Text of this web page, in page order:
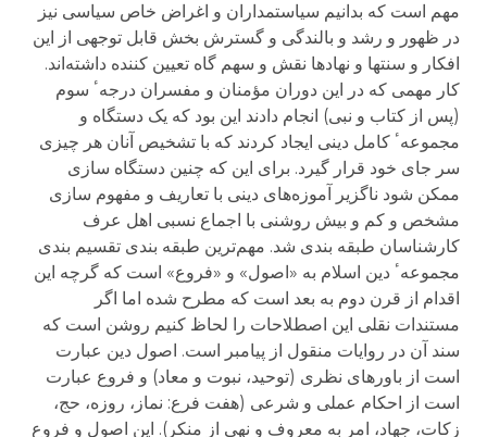
مهم است که بدانیم سیاستمداران و اغراض خاص سیاسی نیز
در ظهور و رشد و بالندگی و گسترش بخش قابل توجهی از این
افکار و سنتها و نهادها نقش و سهم گاه تعیین کننده داشته‌اند.
کار مهمی که در این دوران مؤمنان و مفسران درجهٴ سوم
(پس از کتاب و نبی) انجام دادند این بود که یک دستگاه و
مجموعهٴ کامل دینی ایجاد کردند که با تشخیص آنان هر چیزی
سر جای خود قرار گیرد. برای این که چنین دستگاه سازی
ممکن شود ناگزیر آموزه‌های دینی با تعاریف و مفهوم سازی
مشخص و کم و بیش روشنی با اجماع نسبی اهل عرف
کارشناسان طبقه بندی شد. مهم‌ترین طبقه بندی تقسیم بندی
مجموعهٴ دین اسلام به «اصول» و «فروع» است که گرچه این
اقدام از قرن دوم به بعد است که مطرح شده اما اگر
مستندات نقلی این اصطلاحات را لحاظ کنیم روشن است که
سند آن در روایات منقول از پیامبر است. اصول دین عبارت
است از باورهای نظری (توحید، نبوت و معاد) و فروع عبارت
است از احکام عملی و شرعی (هفت فرع: نماز، روزه، حج،
زکات، جهاد، امر به معروف و نهی از منکر). این اصول و فروع